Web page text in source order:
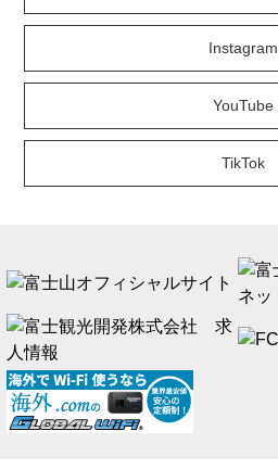
Instagram
YouTube
TikTok